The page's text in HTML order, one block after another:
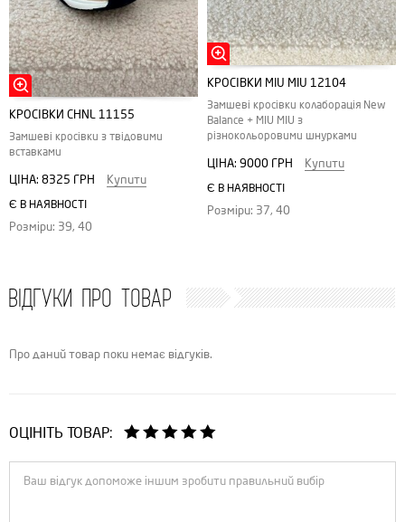
КРОСІВКИ CHNL 11155
Замшеві кросівки з твідовими
вставками
ЦІНА: 8325 ГРН Купити
Є В НАЯВНОСТІ
Розміри: 39, 40
КРОСІВКИ MIU MIU 12104
Замшеві кросівки колаборація New
Balance + MIU MIU з
різнокольоровими шнурками
ЦІНА: 9000 ГРН Купити
Є В НАЯВНОСТІ
Розміри: 37, 40
ВІДГУКИ ПРО ТОВАР
Про даний товар поки немає відгуків.
ОЦІНІТЬ ТОВАР: